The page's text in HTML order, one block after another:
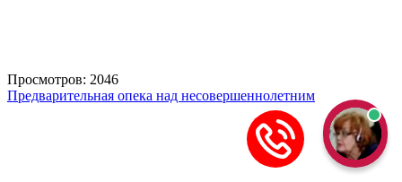
Просмотров: 2046
Предварительная опека над несовершеннолетним